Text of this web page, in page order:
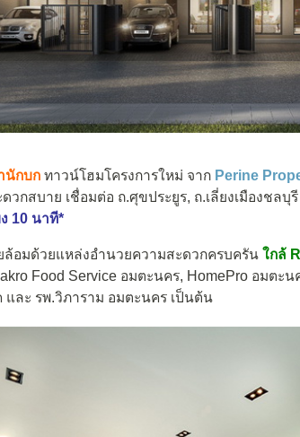
นักบก ทาวน์โฮมโครงการใหม่ จาก Perine
วกสบาย เชื่อมต่อ ถ.ศุขประยูร, ถ.เลี่ยงเมืองชลบุ
10 นาที*
ล้อมด้วยแหล่งอำนวยความสะดวกครบครัน ใกล้
Food Service อมตะนคร, HomePro อมตะ
และ รพ.วิภาราม อมตะนคร เป็นต้น